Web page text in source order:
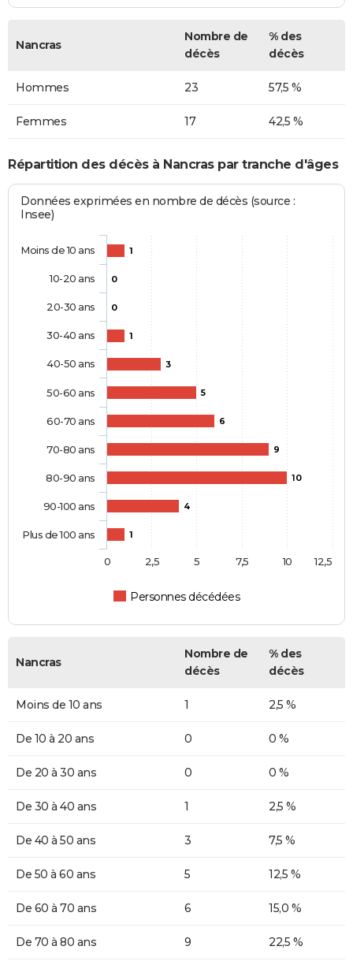
Nancras
Nombre de
décès
% des
décès
Hommes 23 57,5 %
Femmes 17 42,5 %
Répartition des décès à Nancras par tranche d'âges
Données exprimées en nombre de décès (source :
Insee)
1
0
0
1
3
5
6
9
10
4
1
Personnes décédées
Moins de 10 ans
10-20 ans
20-30 ans
30-40 ans
40-50 ans
50-60 ans
60-70 ans
70-80 ans
80-90 ans
90-100 ans
Plus de 100 ans
0 10
2,5 5 7,5 12,5
Nancras
Nombre de
décès
% des
décès
Moins de 10 ans 1 2,5 %
De 10 à 20 ans 0 0 %
De 20 à 30 ans 0 0 %
De 30 à 40 ans 1 2,5 %
De 40 à 50 ans 3 7,5 %
De 50 à 60 ans 5 12,5 %
De 60 à 70 ans 6 15,0 %
De 70 à 80 ans 9 22,5 %